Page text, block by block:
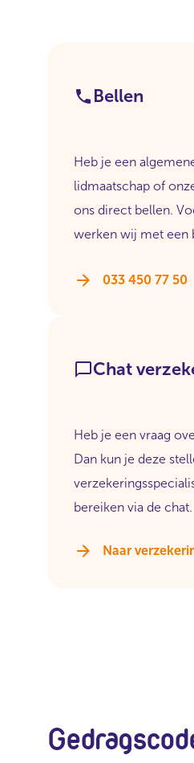
Bellen
Heb je een
lidmaatschap of
ons direct bellen.
werken wij met een
033 450 77 50
Chat
Heb je een vraag
Dan kun je deze
bereiken via de chat.
Naar